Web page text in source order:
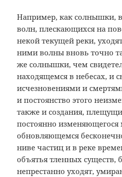
Например, как солнышки,
волн, плескающихся на
некой текущей реки,
ними волны вновь точно
же солнышки, чем
находящемся в небесах, и
исчезновениями и
и постоянство этого
также и создания,
постоянно изменяющегося
обновляющемся
ниве частиц и в реке
объятья тленных существ,
непрестанно уходят,